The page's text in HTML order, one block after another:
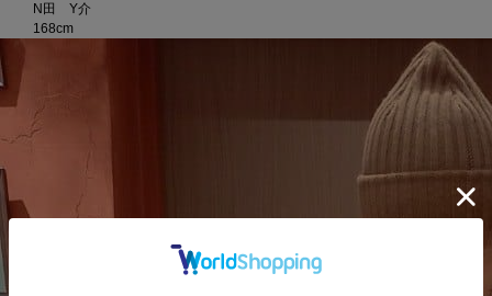
N田 Y介
168cm